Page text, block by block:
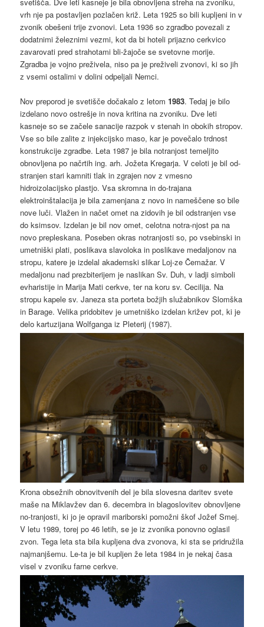
vrh nje pa postavljen pozlačen križ. Leta 1925 so bili kupljeni in v
zvonik obešeni trije zvonovi. Leta 1936 so zgradbo povezali z
dodatnimi železnimi vezmi, kot da bi hoteli prijazno cerkvico
zavarovati pred strahotami bli-žajoče se svetovne morije.
Zgradba je vojno preživela, niso pa je preživeli zvonovi, ki so jih
z vsemi ostalimi v dolini odpeljali Nemci.
Nov preporod je svetišče dočakalo z letom1983. Tedaj je bilo
izdelano novo ostrešje in nova kritina na zvoniku. Dve leti
kasneje so se začele sanacije razpok v stenah in obokih stropov.
Vse so bile zalite z injekcijsko maso, kar je povečalo trdnost
konstrukcije zgradbe. Leta 1987 je bila notranjost temeljito
obnovljena po načrtih ing. arh. Jožeta Kregarja. V celoti je bil od-
stranjen stari kamniti tlak in zgrajen nov z vmesno
hidroizolacijsko plastjo. Vsa skromna in do-trajana
elektroinštalacija je bila zamenjana z novo in nameščene so bile
nove luči. Vlažen in načet omet na zidovih je bil odstranjen vse
do ksimsov. Izdelan je bil nov omet, celotna notra-njost pa na
novo prepleskana. Poseben okras notranjosti so, po vsebinski in
umetniški plati, poslikava slavoloka in poslikave medaljonov na
stropu, katere je izdelal akademski slikar Loj-ze Čemažar. V
medaljonu nad prezbiterijem je naslikan Sv. Duh, v ladji simboli
evharistije in Marija Mati cerkve, ter na koru sv. Cecilija. Na
stropu kapele sv. Janeza sta porteta božjih služabnikov Slomška
in Barage. Velika pridobitev je umetniško izdelan križev pot, ki je
delo kartuzijana Wolfganga iz Pleterij (1987).
Krona obsežnih obnovitvenih del je bila slovesna daritev svete
maše na Miklavžev dan 6. decembra in blagoslovitev obnovljene
no-tranjosti, ki jo je opravil mariborski pomožni škof Jožef Smej.
V letu 1989, torej po 46 letih, se je iz zvonika ponovno oglasil
zvon. Tega leta sta bila kupljena dva zvonova, ki sta se pridružila
najmanjšemu. Le-ta je bil kupljen že leta 1984 in je nekaj časa
visel v zvoniku farne cerkve.